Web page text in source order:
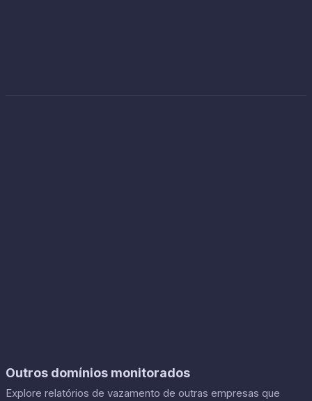
Outros domínios monitorados
Explore relatórios de vazamento de outras empresas que